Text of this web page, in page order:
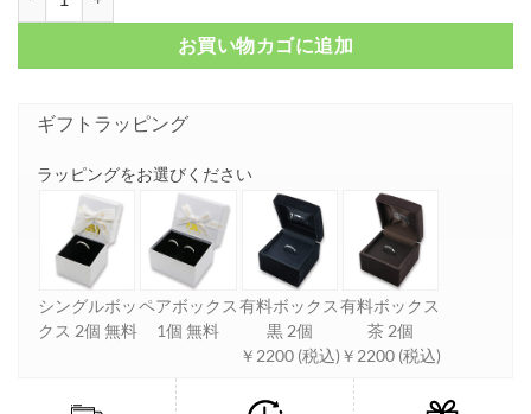
お買い物カゴに追加
ギフトラッピング
ラッピングをお選びください
シングルボッ
クス 2個 無料
ペアボックス
1個 無料
有料ボックス
黒 2個
￥2200 (税込)
有料ボックス
茶 2個
￥2200 (税込)